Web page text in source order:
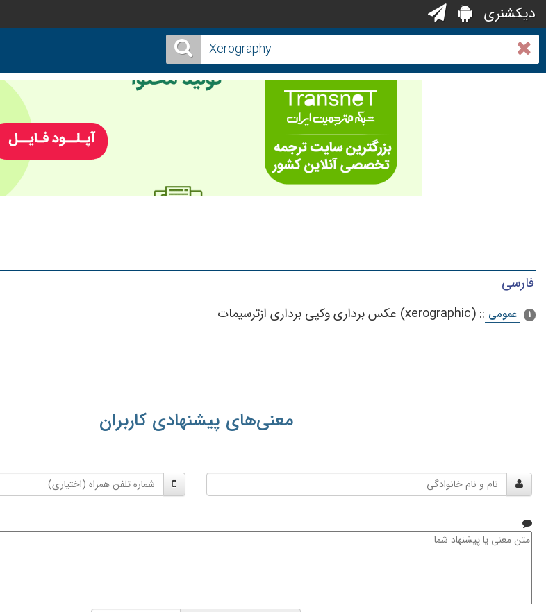
دیکشنری
فارسی
1 عمومی :: (xerographic) عكس‌ برداری‌ وكپی‌ برداری‌ ازترسیمات‌
معنی‌های پیشنهادی کاربران
و
شماره
تلفن
متن